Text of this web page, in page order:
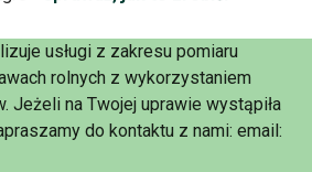
usługi z zakresu pomiaru
rolnych z wykorzystaniem
Jeżeli na Twojej uprawie wystąpiła
do kontaktu z nami: email: